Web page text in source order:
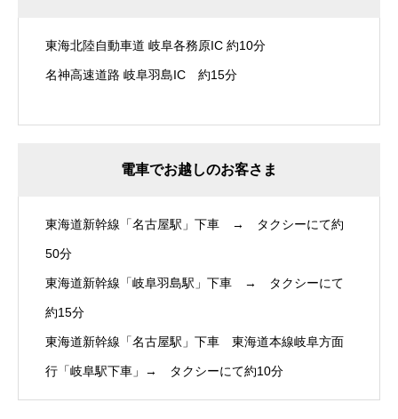
東海北陸自動車道 岐阜各務原IC 約10分
名神高速道路 岐阜羽島IC 約15分
電車でお越しのお客さま
東海道新幹線「名古屋駅」下車 → タクシーにて約
50分
東海道新幹線「岐阜羽島駅」下車 → タクシーにて
約15分
東海道新幹線「名古屋駅」下車 東海道本線岐阜方面
行「岐阜駅下車」→ タクシーにて約10分